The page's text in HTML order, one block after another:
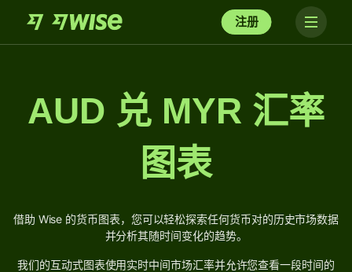
注册
AUD 兑 MYR 汇率
图表
借助 Wise 的货币图表，您可以轻松探索任何货币对的历史市场数据
并分析其随时间变化的趋势。
我们的互动式图表使用实时中间市场汇率并允许您查看一段时间的